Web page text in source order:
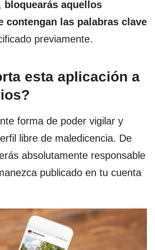
bloquearás aquellos
contengan las palabras clave
previamente.
esta aplicación a
forma de poder vigilar y
libre de maledicencia. De
absolutamente responsable
publicado en tu cuenta